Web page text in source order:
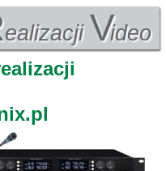
ealizacji Video